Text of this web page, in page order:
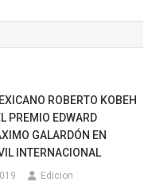
ROBERTO KOBEH
PREMIO EDWARD
GALARDÓN EN
INTERNACIONAL
Edicion